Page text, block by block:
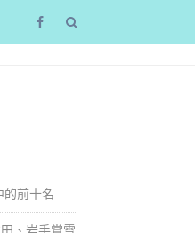
的前十名